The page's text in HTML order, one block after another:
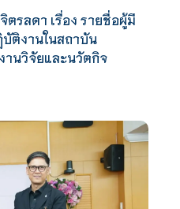
ตรลดา เรื่อง รายชื่อผู้มี
ติงานในสถาบัน
านวิจัยและนวัตกิจ